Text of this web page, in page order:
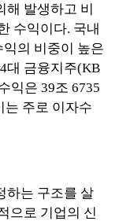
해 발생하고 비
수익이다. 국내
의 비중이 높은
대 금융지주(KB
익은 39조 6735
는 주로 이자수
하는 구조를 살
으로 기업의 신